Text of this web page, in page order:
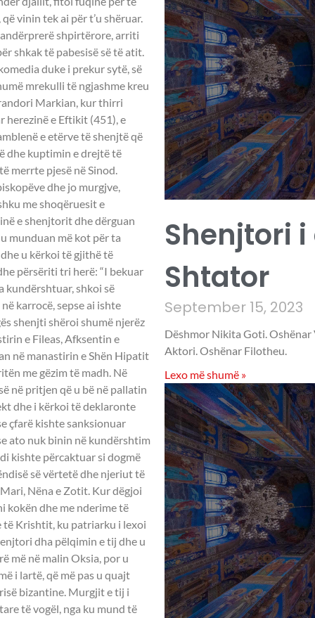
vinin tek ai për t’u shëruar.
shpirtërore, arriti
shkak të pabesisë së të atit.
duke i prekur sytë, së
mrekulli të ngjashme kreu
Markian, kur thirri
herezinë e Eftikit (451), e
e etërve të shenjtë që
dhe kuptimin e drejtë të
merrte pjesë në Sinod.
dhe jo murgjve,
me shoqëruesit e
e shenjtorit dhe dërguan
munduan më kot për ta
u kërkoi të gjithë të
përsëriti tri herë: “I bekuar
kundërshtuar, shkoi së
karrocë, sepse ai ishte
shenjti shëroi shumë njerëz
e Fileas, Afksentin e
në manastirin e Shën Hipatit
me gëzim të madh. Në
në pritjen që u bë në pallatin
dhe i kërkoi të deklaronte
çfarë kishte sanksionuar
ato nuk binin në kundërshtim
kishte përcaktuar si dogmë
së vërtetë dhe njeriut të
Nëna e Zotit. Kur dëgjoi
kokën dhe me nderime të
të Krishtit, ku patriarku i lexoi
dha pëlqimin e tij dhe u
më në malin Oksia, por u
i lartë, që më pas u quajt
bizantine. Murgjit e tij i
të vogël, nga ku mund të
Shenjtori i
Shtator
September 15, 2023
Dëshmor Nikita Goti. Oshënar
Aktori. Oshënar Filotheu.
Lexo më shumë »